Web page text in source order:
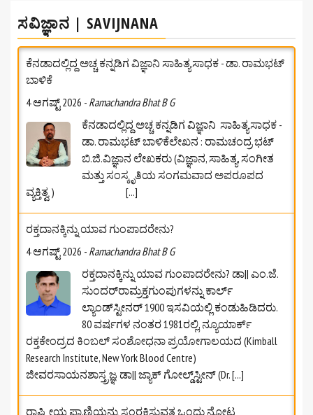
ಸವಿಜ್ಞಾನ | SAVIJNANA
ಕೆನಡಾದಲ್ಲಿದ್ದ ಅಚ್ಚ ಕನ್ನಡಿಗ ವಿಜ್ಞಾನಿ ಸಾಹಿತ್ಯಸಾಧಕ - ಡಾ. ರಾಮಭಟ್‌
ಬಾಳಿಕೆ
4 ಆಗಷ್ಟ್ 2026 - Ramachandra Bhat B G
ಕೆನಡಾದಲ್ಲಿದ್ದ ಅಚ್ಚ ಕನ್ನಡಿಗ ವಿಜ್ಞಾನಿ ಸಾಹಿತ್ಯಸಾಧಕ -
ಡಾ. ರಾಮಭಟ್‌ ಬಾಳಿಕೆಲೇಖನ : ರಾಮಚಂದ್ರ ಭಟ್
ಬಿ.ಜಿ.ವಿಜ್ಞಾನ ಲೇಖಕರು (ವಿಜ್ಞಾನ, ಸಾಹಿತ್ಯ, ಸಂಗೀತ
ಮತ್ತು ಸಂಸ್ಕೃತಿಯ ಸಂಗಮವಾದ ಅಪರೂಪದ
ವ್ಯಕ್ತಿತ್ವ ) [...]
ರಕ್ತದಾನಕ್ಕಿನ್ನು ಯಾವ ಗುಂಪಾದರೇನು?
4 ಆಗಷ್ಟ್ 2026 - Ramachandra Bhat B G
ರಕ್ತದಾನಕ್ಕಿನ್ನು ಯಾವ ಗುಂಪಾದರೇನು? ಡಾ|| ಎಂ.ಜೆ.
ಸುಂದರ್‌ರಾಮ್ರಕ್ತಗುಂಪುಗಳನ್ನು ಕಾರ್ಲ್
ಲ್ಯಾಂಡ್‌ಸ್ಟೀನರ್ 1900 ಇಸವಿಯಲ್ಲಿ ಕಂಡುಹಿಡಿದರು.
80 ವರ್ಷಗಳ ನಂತರ 1981ರಲ್ಲಿ, ನ್ಯೂಯಾರ್ಕ್
ರಕ್ತಕೇಂದ್ರದ ಕಿಂಬಲ್ ಸಂಶೋಧನಾ ಪ್ರಯೋಗಾಲಯದ (Kimball
Research Institute, New York Blood Centre)
ಜೀವರಸಾಯನಶಾಸ್ತ್ರಜ್ಞ ಡಾ|| ಜ್ಯಾಕ್ ಗೋಲ್ಡ್‌ಸ್ಟೀನ್ (Dr.[...]
ರಾಷ್ಟ್ರೀಯ ಪ್ರಾಣಿಯನ್ನು ಸಂರಕ್ಷಿಸುವತ್ತ ಒಂದು ನೋಟ